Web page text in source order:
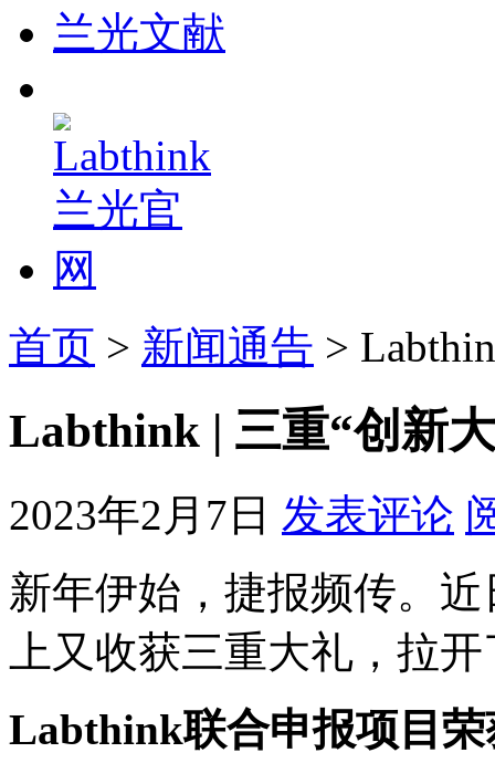
兰光文献
首页 > 新闻通告 >
Labthink | 三重“创新
2023年2月7日 发表评论
新年伊始，捷报频传。
上又收获三重大礼，拉
Labthink联合申报项目荣